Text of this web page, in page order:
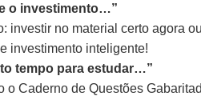
o investimento…”
investir no material certo agora
investimento inteligente!
tempo para estudar…”
o Caderno de Questões